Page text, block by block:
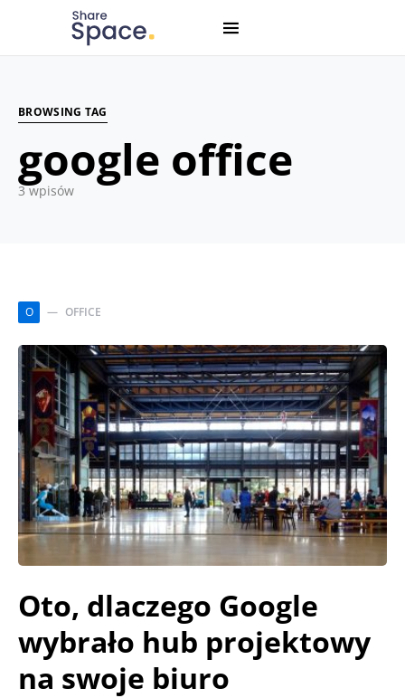
Search for:
When autocomplete results are available use up and
BROWSING TAG
google office
3 wpisów
O OFFICE
Oto, dlaczego Google
wybrało hub projektowy
na swoje biuro